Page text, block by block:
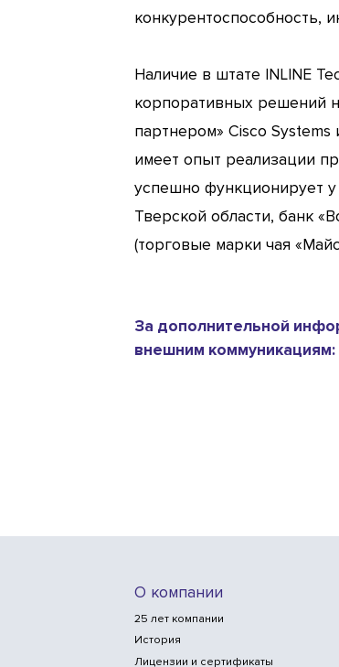
конкурентоспособность,
Наличие в штате INLINE
корпоративных решений
партнером» Cisco
имеет опыт реализации
успешно функционирует
Тверской области, банк
(торговые марки чая
За дополнительной
внешним коммуникациям:
О компании
25 лет компании
История
Лицензии и сертификаты